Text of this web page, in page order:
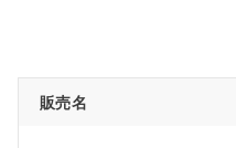
販売名